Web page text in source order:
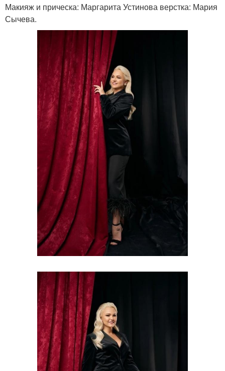
Макияж и прическа: Маргарита Устинова верстка: Мария
Сычева.